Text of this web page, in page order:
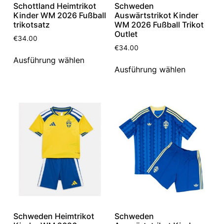
Schottland Heimtrikot
Kinder WM 2026 Fußball
trikotsatz
€34.00
Ausführung wählen
Schweden
Auswärtstrikot Kinder
WM 2026 Fußball Trikot
Outlet
€34.00
Ausführung wählen
Schweden Heimtrikot
Schweden